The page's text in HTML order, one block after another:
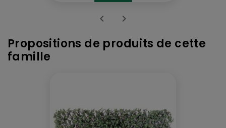
 
Propositions de produits de cette
famille